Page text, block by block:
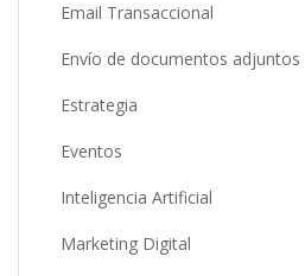
Email Transaccional
Envío de documentos adjuntos
Estrategia
Eventos
Inteligencia Artificial
Marketing Digital